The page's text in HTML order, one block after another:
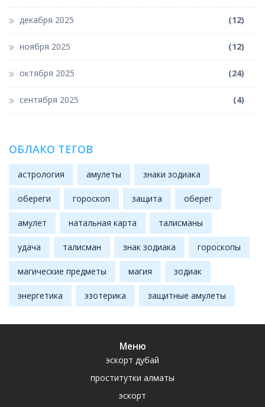
декабря 2025 (12)
ноября 2025 (12)
октября 2025 (24)
сентября 2025 (4)
ОБЛАКО ТЕГОВ
астрология амулеты знаки зодиака
обереги гороскоп защита оберег
амулет натальная карта талисманы
удача талисман знак зодиака гороскопы
магические предметы магия зодиак
энергетика эзотерика защитные амулеты
Меню
эскорт дубай
проститутки алматы
эскорт